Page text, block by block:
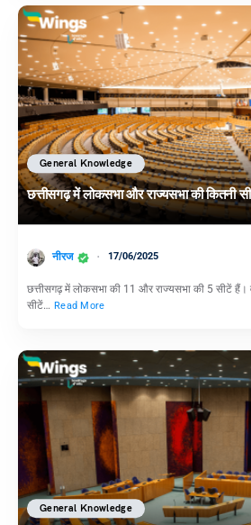
General Knowledge
छत्तीसगढ़ में लोकसभा और राज्यसभा की कितनी
नीरज 17/06/2025
छत्तीसगढ़ में लोकसभा की 11 और राज्यसभा की 5 सीटें हैं।
सीटें… Read More
General Knowledge